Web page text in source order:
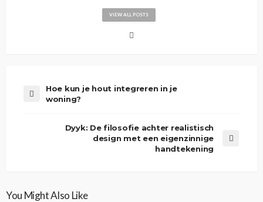
VIEW ALL POSTS
Hoe kun je hout integreren in je
woning?
Dyyk: De filosofie achter realistisch
design met een eigenzinnige
handtekening
You Might Also Like